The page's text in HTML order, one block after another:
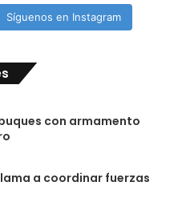
Síguenos en Instagram
con armamento
a coordinar fuerzas